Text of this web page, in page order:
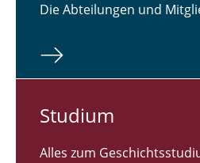
Die Abteilungen und
Studium
Alles zum